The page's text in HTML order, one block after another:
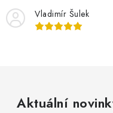
Vladimír Šulek
Aktuální